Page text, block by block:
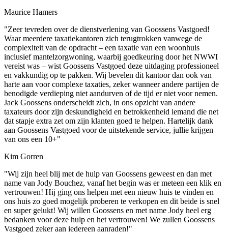
Maurice Hamers
"Zeer tevreden over de dienstverlening van Goossens Vastgoed!
Waar meerdere taxatiekantoren zich terugtrokken vanwege de
complexiteit van de opdracht – een taxatie van een woonhuis
inclusief mantelzorgwoning, waarbij goedkeuring door het NWWI
vereist was – wist Goossens Vastgoed deze uitdaging professioneel
en vakkundig op te pakken. Wij bevelen dit kantoor dan ook van
harte aan voor complexe taxaties, zeker wanneer andere partijen de
benodigde verdieping niet aandurven of de tijd er niet voor nemen.
Jack Goossens onderscheidt zich, in ons opzicht van andere
taxateurs door zijn deskundigheid en betrokkenheid iemand die net
dat stapje extra zet om zijn klanten goed te helpen. Hartelijk dank
aan Goossens Vastgoed voor de uitstekende service, jullie krijgen
van ons een 10+"
Kim Gorren
"Wij zijn heel blij met de hulp van Goossens geweest en dan met
name van Jody Bouchez, vanaf het begin was er meteen een klik en
vertrouwen! Hij ging ons helpen met een nieuw huis te vinden en
ons huis zo goed mogelijk proberen te verkopen en dit beide is snel
en super gelukt! Wij willen Goossens en met name Jody heel erg
bedanken voor deze hulp en het vertrouwen! We zullen Goossens
Vastgoed zeker aan iedereen aanraden!"